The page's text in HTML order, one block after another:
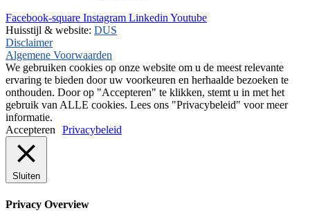
Facebook-square Instagram LinkedinYoutube
Huisstijl & website: DUS
Disclaimer
Algemene Voorwaarden
We gebruiken cookies op onze website om u de meest relevante
ervaring te bieden door uw voorkeuren en herhaalde bezoeken te
onthouden. Door op "Accepteren" te klikken, stemt u in met het
gebruik van ALLE cookies. Lees ons "Privacybeleid" voor meer
informatie.
Accepteren Privacybeleid
Sluiten
Privacy Overview